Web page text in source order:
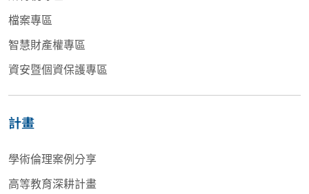
檔案專區
智慧財產權專區
資安暨個資保護專區
計畫
學術倫理案例分享
高等教育深耕計畫